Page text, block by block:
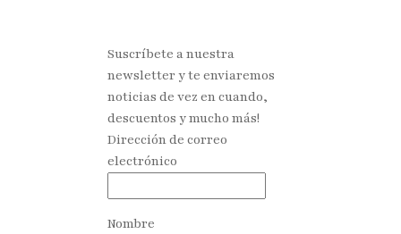
Suscríbete a nuestra
newsletter y te enviaremos
noticias de vez en cuando,
descuentos y mucho más!
Dirección de correo
electrónico
Nombre